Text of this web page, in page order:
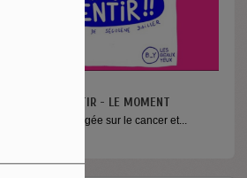
VA PAS S’MENTIR - LE MOMENT
émission engagée sur le cancer et...